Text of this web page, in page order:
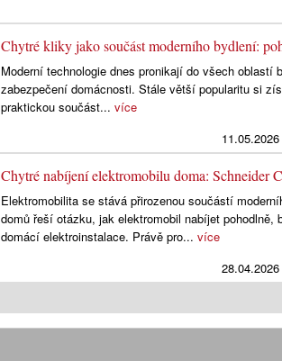
Chytré kliky jako součást moderního bydlení:
Moderní technologie dnes pronikají do všech
zabezpečení domácnosti. Stále větší popularitu si
praktickou součást...více
11.05.2026
Chytré nabíjení elektromobilu doma: Schneider
Elektromobilita se stává přirozenou součástí
domů řeší otázku, jak elektromobil nabíjet
domácí elektroinstalace. Právě pro...více
28.04.2026